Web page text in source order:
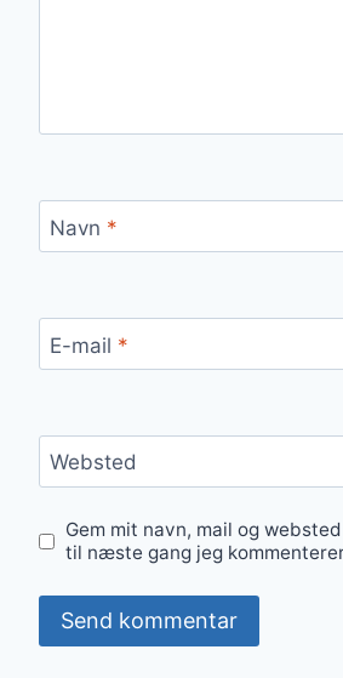
Navn *
E-mail *
Websted
Gem mit navn, mail og
til næste gang jeg